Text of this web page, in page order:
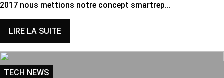
2017 nous mettions notre concept smartrep…
LIRE LA SUITE
TECH NEWS